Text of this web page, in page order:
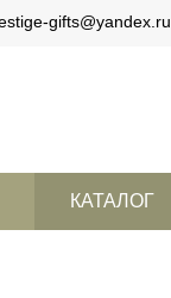
gifts@yandex.ru
КАТАЛОГ